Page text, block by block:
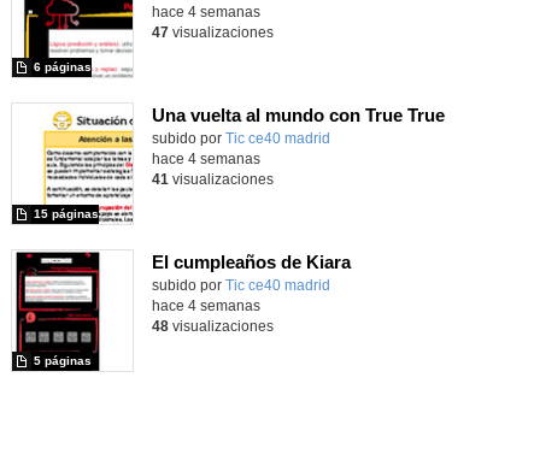
6 páginas
hace 4 semanas
47visualizaciones
Una vuelta al mundo con True True
subido por Tic ce40 madrid
15 páginas
hace 4 semanas
41 visualizaciones
El cumpleaños de Kiara
subido por Tic ce40 madrid
5 páginas
hace 4 semanas
48visualizaciones